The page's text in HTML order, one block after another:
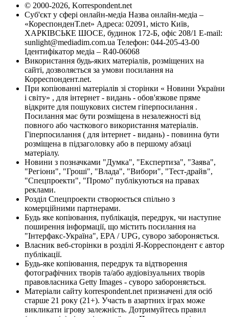
© 2000-2026, Korrespondent.net
Суб'єкт у сфері онлайн-медіа Назва онлайн-медіа –
«КореспонденТ.net» Адреса: 02091, місто Київ,
ХАРКІВСЬКЕ ШОСЕ, будинок 172-Б, офіс 208/1 E-mail:
sunlight@mediadim.com.ua Телефон: 044-205-43-00
Ідентифікатор медіа – R40-06068
Використання будь-яких матеріалів, розміщених на
сайті, дозволяється за умови посилання на
Корреспондент.net.
При копіюванні матеріалів зі сторінки « Новини України
і світу» , для інтернет - видань - обов'язкове пряме
відкрите для пошукових систем гіперпосилання .
Посилання має бути розміщена в незалежності від
повного або часткового використання матеріалів.
Гіперпосилання ( для інтернет - видань) - повинна бути
розміщена в підзаголовку або в першому абзаці
матеріалу.
Новини з позначками "Думка", "Експертиза", "Заява",
"Регіони", "Гроші", "Влада", "Вибори", "Тест-драйв",
"Спецпроекти", "Промо" публікуються на правах
реклами.
Розділ Спецпроекти створюється спільно з
комерційними партнерами.
Будь яке копіювання, публікація, передрук, чи наступне
поширення інформації, що містить посилання на
"Інтерфакс-Україна", EPA / UPG, суворо забороняється.
Власник веб-сторінки в розділі Я-Корреспондент є автор
публікації.
Будь-яке копіювання, передрук та відтворення
фотографічних творів та/або аудіовізуальних творів
правовласника Getty Images - суворо забороняється.
Матеріали сайту korrespondent.net призначені для осіб
старше 21 року (21+). Участь в азартних іграх може
викликати ігрову залежність. Дотримуйтесь правил